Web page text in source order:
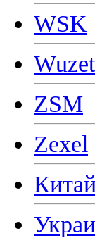
WSK
ZSM
Zexel